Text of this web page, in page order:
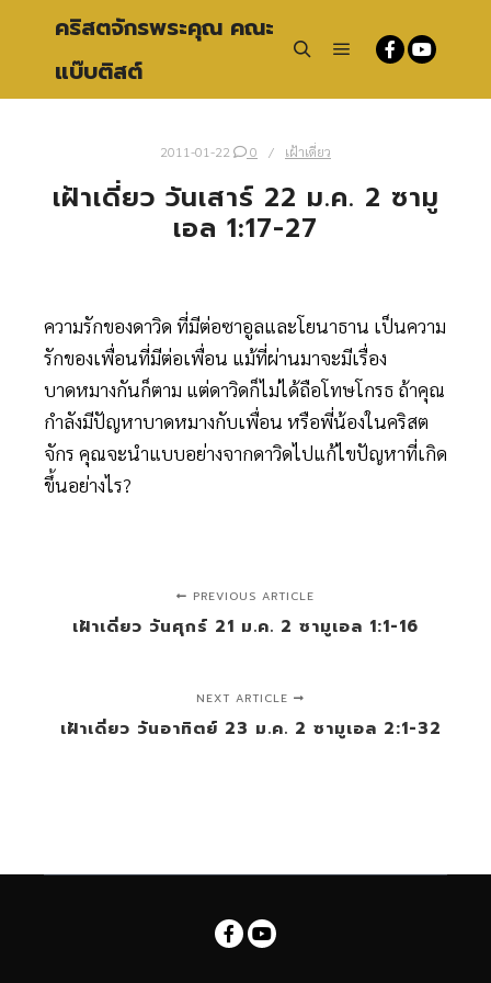
คริสตจักรพระคุณ คณะ
แบ๊บติสต์
2011-01-22 0 เฝ้าเดี่ยว
เฝ้าเดี่ยว วันเสาร์ 22 ม.ค. 2 ซามู
เอล 1:17-27
ความรักของดาวิด ที่มีต่อซาอูลและโยนาธาน เป็นความ
รักของเพื่อนที่มีต่อเพื่อน แม้ที่ผ่านมาจะมีเรื่อง
บาดหมางกันก็ตาม แต่ดาวิดก็ไม่ได้ถือโทษโกรธ ถ้าคุณ
กำลังมีปัญหาบาดหมางกับเพื่อน หรือพี่น้องในคริสต
จักร คุณจะนำแบบอย่างจากดาวิดไปแก้ไขปัญหาที่เกิด
ขึ้นอย่างไร?
PREVIOUS ARTICLE
เฝ้าเดี่ยว วันศุกร์ 21 ม.ค. 2 ซามูเอล 1:1-16
NEXT ARTICLE
เฝ้าเดี่ยว วันอาทิตย์ 23 ม.ค. 2 ซามูเอล 2:1-32